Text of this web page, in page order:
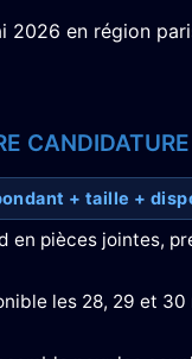
2026 en région
+ taille +
en pièces jointes,
les 28, 29 et